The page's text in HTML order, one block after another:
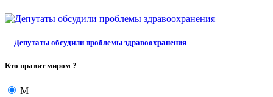
Депутаты обсудили проблемы здравоохранения
Кто правит миром ?
М